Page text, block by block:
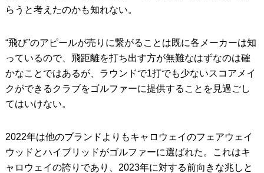
らうと考えたのかも知れない。
“飛び”のアピールが売りに繋がることは既に各メーカーは知
っているので、飛距離を打ち出す方が無難なはずなのは確
かなことではあるが、ラウンドで1打でも少ないスコアメイ
クができるクラブをゴルファーに提供することを見過ごし
てはいけない。
2022年は他のブランドよりもキャロウェイのフェアウェイ
ウッドとハイブリッドがゴルファーに選ばれた。これはキ
ャロウェイの誇りであり、2023年に対する前向きな兆しと